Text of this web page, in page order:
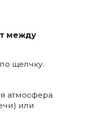
между
щелчку.
атмосфера
или